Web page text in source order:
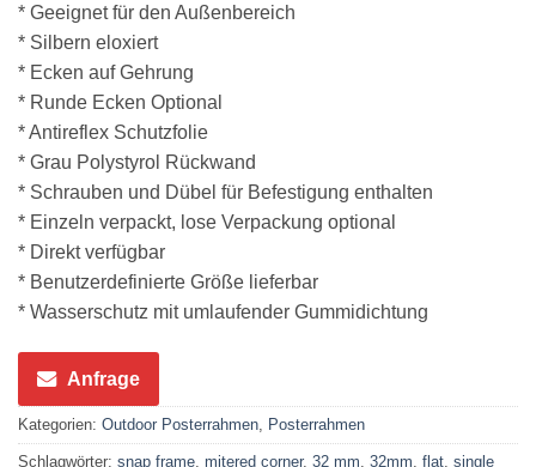
* Geeignet für den Außenbereich
* Silbern eloxiert
* Ecken auf Gehrung
* Runde Ecken Optional
* Antireflex Schutzfolie
* Grau Polystyrol Rückwand
* Schrauben und Dübel für Befestigung enthalten
* Einzeln verpackt, lose Verpackung optional
* Direkt verfügbar
* Benutzerdefinierte Größe lieferbar
* Wasserschutz mit umlaufender Gummidichtung
Anfrage
Kategorien: Outdoor Posterrahmen Posterrahmen
Schlagwörter: snap frame mitered corner, 32 mm 32mm flat single